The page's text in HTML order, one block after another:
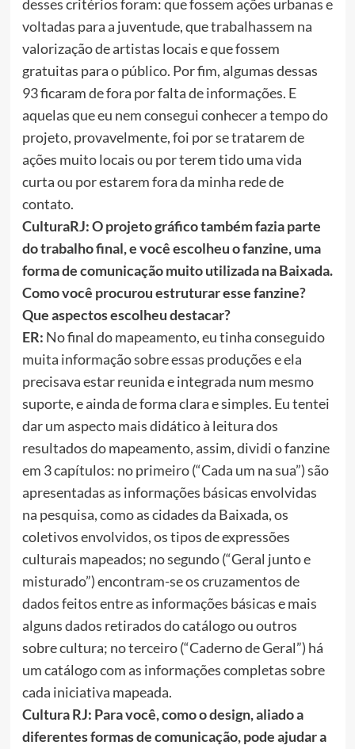
desses critérios foram: que fossem ações urbanas e
voltadas para a juventude, que trabalhassem na
valorização de artistas locais e que fossem
gratuitas para o público. Por fim, algumas dessas
93 ficaram de fora por falta de informações. E
aquelas que eu nem consegui conhecer a tempo do
projeto, provavelmente, foi por se tratarem de
ações muito locais ou por terem tido uma vida
curta ou por estarem fora da minha rede de
contato.
CulturaRJ: O projeto gráfico também fazia parte
do trabalho final, e você escolheu o fanzine, uma
forma de comunicação muito utilizada na Baixada.
Como você procurou estruturar esse fanzine?
Que aspectos escolheu destacar?
ER: No final do mapeamento, eu tinha conseguido
muita informação sobre essas produções e ela
precisava estar reunida e integrada num mesmo
suporte, e ainda de forma clara e simples. Eu tentei
dar um aspecto mais didático à leitura dos
resultados do mapeamento, assim, dividi o fanzine
em 3 capítulos: no primeiro (“Cada um na sua”) são
apresentadas as informações básicas envolvidas
na pesquisa, como as cidades da Baixada, os
coletivos envolvidos, os tipos de expressões
culturais mapeados; no segundo (“Geral junto e
misturado”) encontram-se os cruzamentos de
dados feitos entre as informações básicas e mais
alguns dados retirados do catálogo ou outros
sobre cultura; no terceiro (“Caderno de Geral”) há
um catálogo com as informações completas sobre
cada iniciativa mapeada.
Cultura RJ: Para você, como o design, aliado a
diferentes formas de comunicação, pode ajudar a